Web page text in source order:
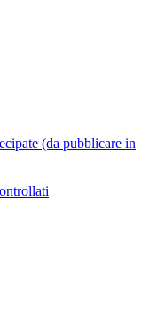
(da pubblicare in